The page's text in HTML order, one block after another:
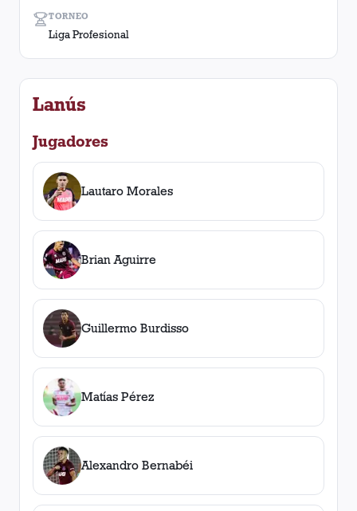
TORNEO
Liga Profesional
Lanús
Jugadores
Lautaro Morales
Brian Aguirre
Guillermo Burdisso
Matías Pérez
Alexandro Bernabéi